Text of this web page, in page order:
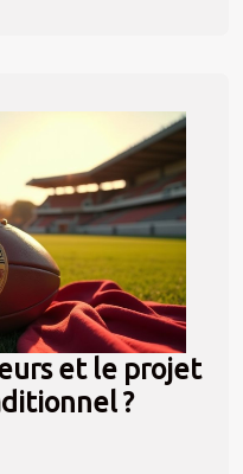
et le projet
?